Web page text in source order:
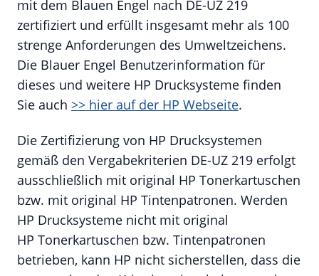
mit dem Blauen Engel nach DE-UZ 219
zertifiziert und erfüllt insgesamt mehr als 100
strenge Anforderungen des Umweltzeichens.
Die Blauer Engel Benutzerinformation für
dieses und weitere HP Drucksysteme finden
Sie auch >> hier auf der HP Webseite.
Die Zertifizierung von HP Drucksystemen
gemäß den Vergabekriterien DE-UZ 219 erfolgt
ausschließlich mit original HP Tonerkartuschen
bzw. mit original HP Tintenpatronen. Werden
HP Drucksysteme nicht mit original
HP Tonerkartuschen bzw. Tintenpatronen
betrieben, kann HP nicht sicherstellen, dass die